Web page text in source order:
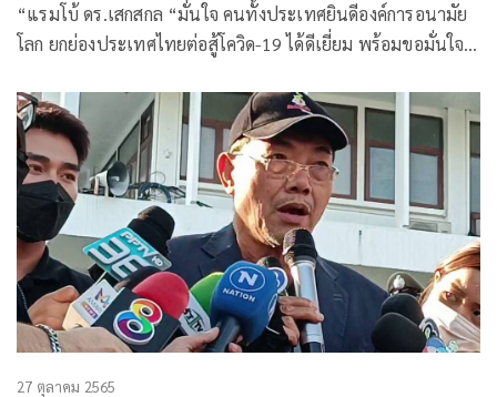
“แรมโบ้ ดร.เสกสกล “มั่นใจ คนทั้งประเทศยินดีองค์การอนามัย
โลก ยกย่องประเทศไทยต่อสู้โควิด-19 ได้ดีเยี่ยม พร้อมขอมั่นใจ
เรื่อง ให้กลุ่มเห็นต่าง-ฝ่ายค้านหัดยอมรับผลงานคนอื่น ไม่ใช่
โจมตีอย่างเดียว
27 ตุลาคม 2565